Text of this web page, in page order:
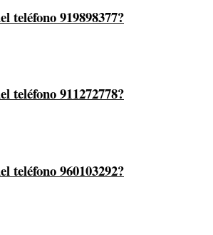
teléfono 919898377?
teléfono 911272778?
teléfono 960103292?